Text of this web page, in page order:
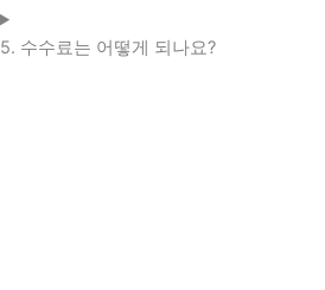
5. 수수료는 어떻게 되나요?